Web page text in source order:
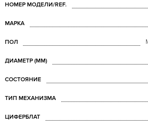
НОМЕР МОДЕЛИ/REF.
МАРКА
ПОЛ
ДИАМЕТР (MM)
СОСТОЯНИЕ
ТИП МЕХАНИЗМА
ЦИФЕРБЛАТ